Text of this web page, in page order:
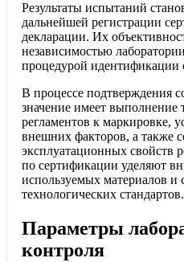
Результаты испытаний
дальнейшей регистрации
декларации. Их
независимостью
процедурой идентификации
В процессе подтверждения
значение имеет выполнение
регламентов к маркировке,
внешних факторов, а также
эксплуатационных
по сертификации уделяют
используемых материалов
технологических стандартов.
Параметры
контроля